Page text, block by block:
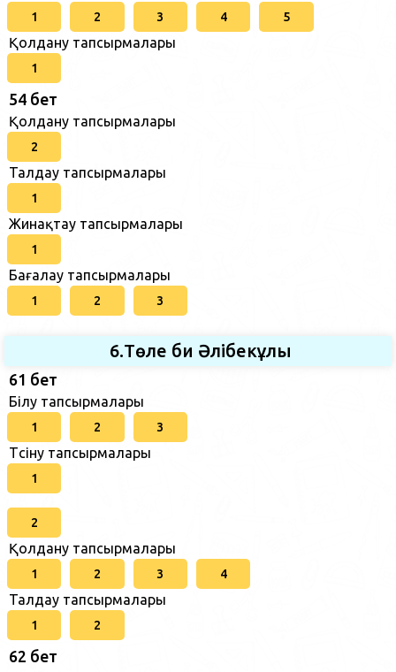
1 2 3 4 5
Қолдану тапсырмалары
1
54 бет
Қолдану тапсырмалары
2
Талдау тапсырмалары
1
Жинақтау тапсырмалары
1
Бағалау тапсырмалары
1 2 3
6.Төле би Әлібекұлы
61 бет
Білу тапсырмалары
1 2 3
Түсіну тапсырмалары
1
2
Қолдану тапсырмалары
1 2 3 4
Талдау тапсырмалары
1 2
62 бет